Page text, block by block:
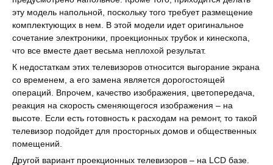
эту модель напольной, поскольку того требует размещение
комплектующих в нем. В этой модели идет оригинальное
сочетание электроники, проекционных трубок и кинескопа,
что все вместе дает весьма неплохой результат.
К недостаткам этих телевизоров относится выгорание экрана
со временем, а его замена является дорогостоящей
операций. Впрочем, качество изображения, цветопередача,
реакция на скорость сменяющегося изображения – на
высоте. Если есть готовность к расходам на ремонт, то такой
телевизор подойдет для просторных домов и общественных
помещений.
Другой вариант проекционных телевизоров – на LCD базе.